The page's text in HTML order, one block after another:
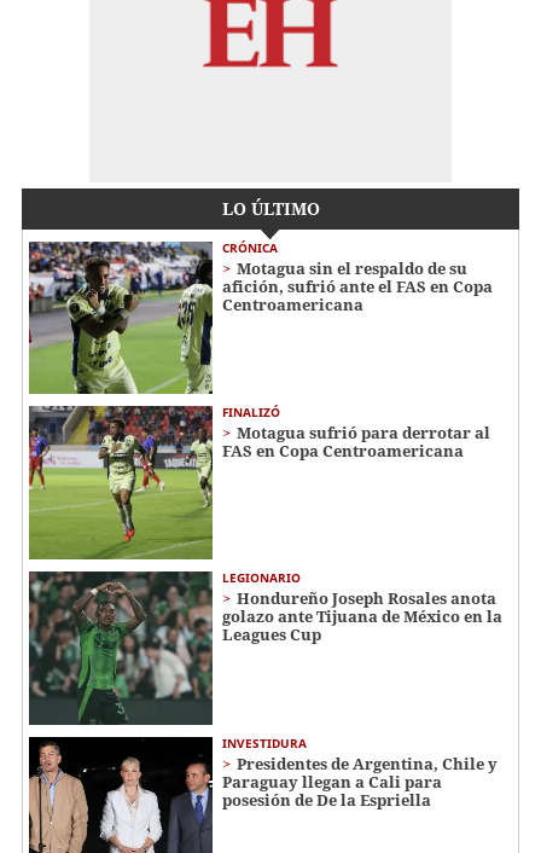
LO ÚLTIMO
CRÓNICA
Motagua sin el respaldo de su
afición, sufrió ante el FAS en Copa
Centroamericana
FINALIZÓ
Motagua sufrió para derrotar al
FAS en Copa Centroamericana
LEGIONARIO
Hondureño Joseph Rosales anota
golazo ante Tijuana de México en la
Leagues Cup
INVESTIDURA
Presidentes de Argentina, Chile y
Paraguay llegan a Cali para
posesión de De la Espriella